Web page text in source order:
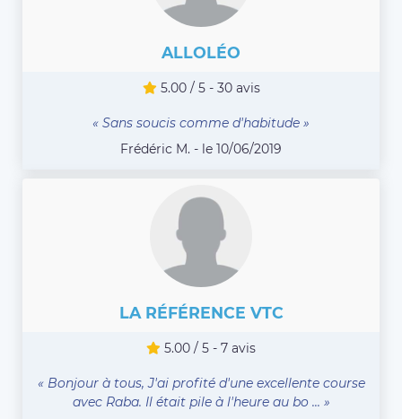
ALLOLÉO
5.00 / 5 - 30 avis
« Sans soucis comme d'habitude »
Frédéric M. - le 10/06/2019
LA RÉFÉRENCE VTC
5.00 / 5 - 7 avis
« Bonjour à tous, J'ai profité d'une excellente course
avec Raba. Il était pile à l'heure au bo ... »